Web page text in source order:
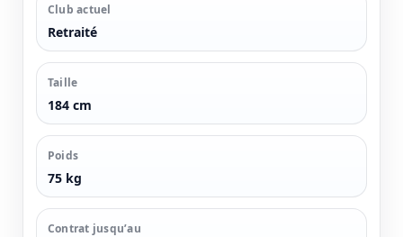
Club actuel
Retraité
Taille
184 cm
Poids
75 kg
Contrat jusqu’au